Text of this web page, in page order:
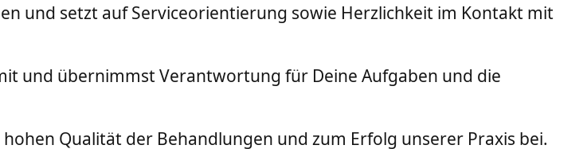
und setzt auf Serviceorientierung sowie Herzlichkeit im Kontakt mit
und übernimmst Verantwortung für Deine Aufgaben und die
Qualität der Behandlungen und zum Erfolg unserer Praxis bei.